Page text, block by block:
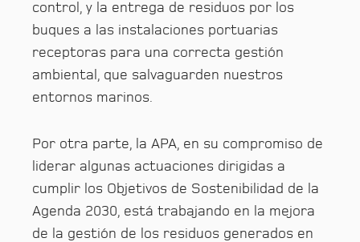
control, y la entrega de residuos por los
buques a las instalaciones portuarias
receptoras para una correcta gestión
ambiental, que salvaguarden nuestros
entornos marinos.
Por otra parte, la APA, en su compromiso de
liderar algunas actuaciones dirigidas a
cumplir los Objetivos de Sostenibilidad de la
Agenda 2030, está trabajando en la mejora
de la gestión de los residuos generados en